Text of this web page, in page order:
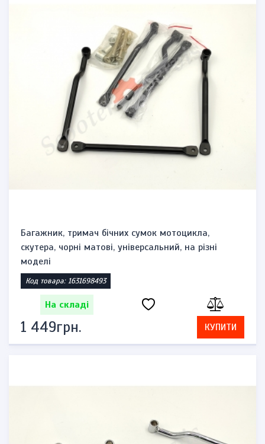
Багажник, тримач бічних сумок мотоцикла,
скутера, чорні матові, універсальний, на різні
моделі
Код товара: 1631698493
На складі
1 449грн. КУПИТИ